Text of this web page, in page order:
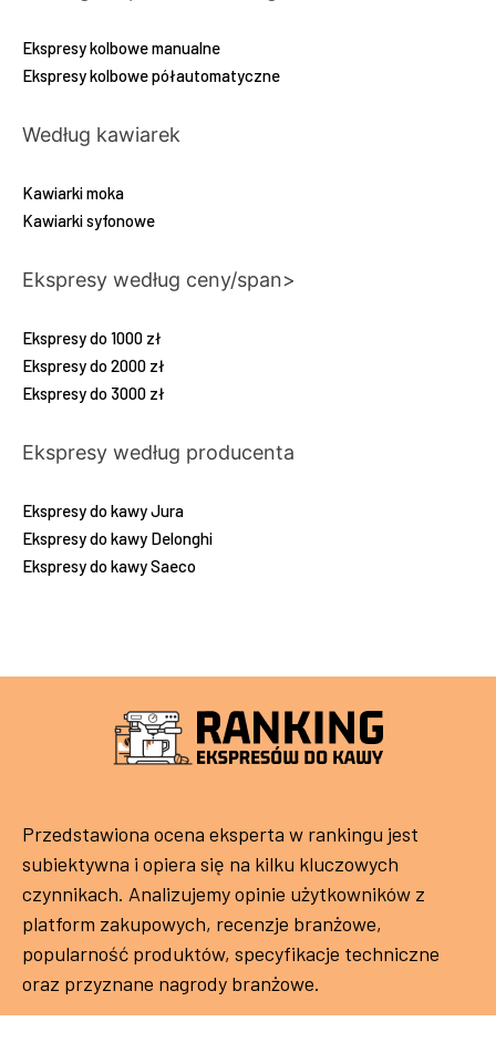
Ekspresy kolbowe manualne
Ekspresy kolbowe półautomatyczne
Według kawiarek
Kawiarki moka
Kawiarki syfonowe
Ekspresy według ceny/span>
Ekspresy do 1000 zł
Ekspresy do 2000 zł
Ekspresy do 3000 zł
Ekspresy według producenta
Ekspresy do kawy Jura
Ekspresy do kawy Delonghi
Ekspresy do kawy Saeco
Przedstawiona ocena eksperta w rankingu jest
subiektywna i opiera się na kilku kluczowych
czynnikach. Analizujemy opinie użytkowników z
platform zakupowych, recenzje branżowe,
popularność produktów, specyfikacje techniczne
oraz przyznane nagrody branżowe.